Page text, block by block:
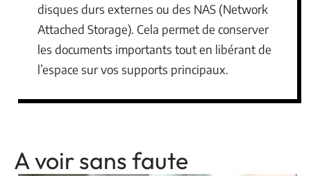
disques durs externes ou des NAS (Network
Attached Storage). Cela permet de conserver
les documents importants tout en libérant de
l’espace sur vos supports principaux.
A voir sans faute